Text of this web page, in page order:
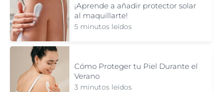
¡Aprende a añadir protector solar
al maquillarte!
5 minutos leídos
Cómo Proteger tu Piel Durante el
Verano
3 minutos leídos